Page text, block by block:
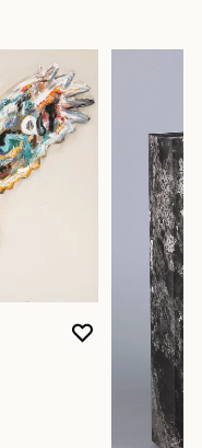
VOUS
FERMER
OUVRIR LA